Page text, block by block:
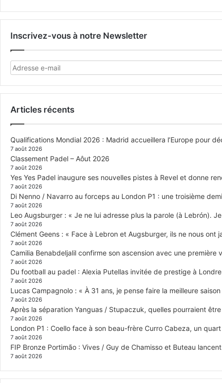
Inscrivez-vous à notre Newsletter
Articles récents
Qualifications Mondial 2026 : Madrid accueillera l’Europe pour
7 août 2026
Classement Padel – Aôut 2026
7 août 2026
Yes Yes Padel inaugure ses nouvelles pistes à Revel et donne
7 août 2026
Di Nenno / Navarro au forceps au London P1 : une troisième
7 août 2026
Leo Augsburger : « Je ne lui adresse plus la parole (à Lebrón).
7 août 2026
Clément Geens : « Face à Lebron et Augsburger, ils ne nous ont
7 août 2026
Camilia Benabdeljalil confirme son ascension avec une première
7 août 2026
Du football au padel : Alexia Putellas invitée de prestige à
7 août 2026
Lucas Campagnolo : « À 31 ans, je pense faire la meilleure
7 août 2026
Après la séparation Yanguas / Stupaczuk, quelles pourraient
7 août 2026
London P1 : Coello face à son beau-frère Curro Cabeza, un
7 août 2026
FIP Bronze Portimão : Vives / Guy de Chamisso et Buteau
7 août 2026